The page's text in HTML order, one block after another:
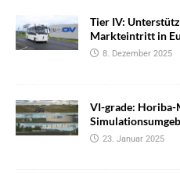
Tier IV:
Markteintritt in
8. Dezember 2025
VI-grade: Horiba-
23. Januar 2025